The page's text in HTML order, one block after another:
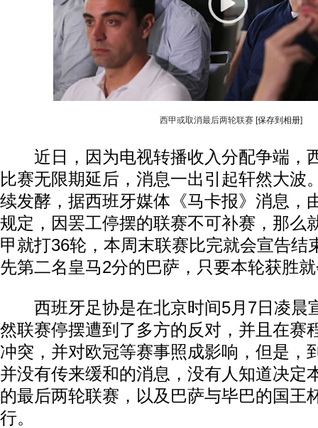
西甲或取消最后两轮联赛 [保存到相册]
近日，因为电视转播收入分配争端，
比赛无限期延后，消息一出引起轩然大波
续发酵，据西班牙媒体《马卡报》消息，
规定，因罢工停摆的联赛不可补赛，那么
甲就打36轮，本周末联赛比完就会宣告结
先第二名皇马2分的巴萨，只要本轮获胜
西班牙足协是在北京时间5月7日凌晨
然联赛停摆遭到了多方的反对，并且在赛
冲突，并对欧冠等赛事照成影响，但是，
并没有传来缓和的消息，没有人知道决定
的最后两轮联赛，以及巴萨与毕巴的国王
行。